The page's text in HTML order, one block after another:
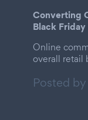
Converting
Black
Online
overall retail
Posted